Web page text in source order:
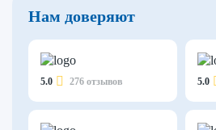
Нам доверяют
5.0 276 отзывов 5.0